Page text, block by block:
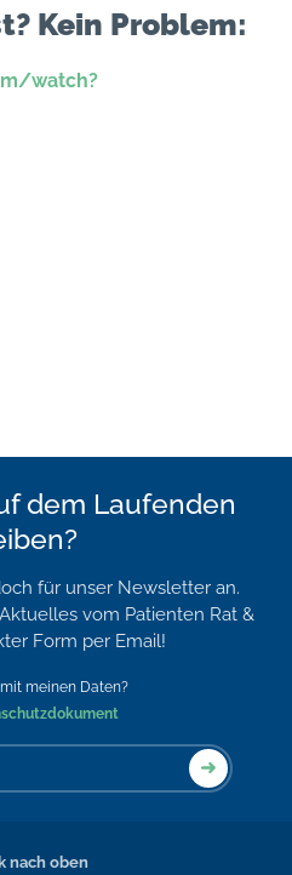
Kein Problem:
watch?
dem Laufenden
für unser Newsletter an.
vom Patienten Rat &
Form per Email!
meinen Daten?
nach oben